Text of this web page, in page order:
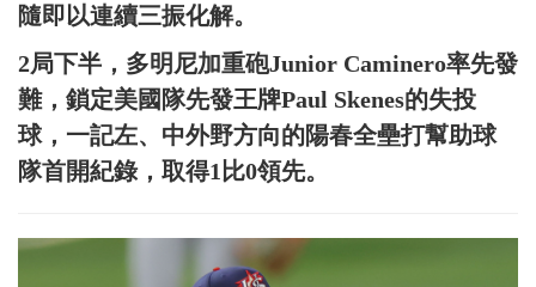
隨即以連續三振化解。
2局下半，多明尼加重砲Junior Caminero率先發
難，鎖定美國隊先發王牌Paul Skenes的失投
球，一記左、中外野方向的陽春全壘打幫助球
隊首開紀錄，取得1比0領先。